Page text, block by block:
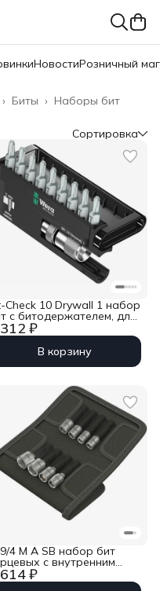
НовостиРозничный
Наборы бит
Биты ›
›
Сортировка
₽
Check 10 Drywall 1 набор
с битодержателем, для
10 пр.,
C6.3 PH 2 Wera
136011В корзину
₽
4 M A SB набор бит
с внутренним
магнит,
E6.3, 8 пр.,